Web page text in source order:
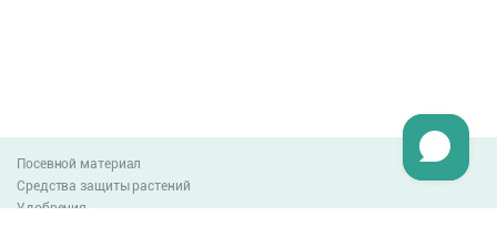
Посевной материал
Средства защиты растений
Удобрения